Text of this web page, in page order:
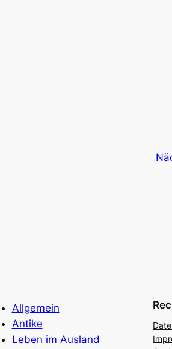
Allgemein
Antike
Leben im Ausland